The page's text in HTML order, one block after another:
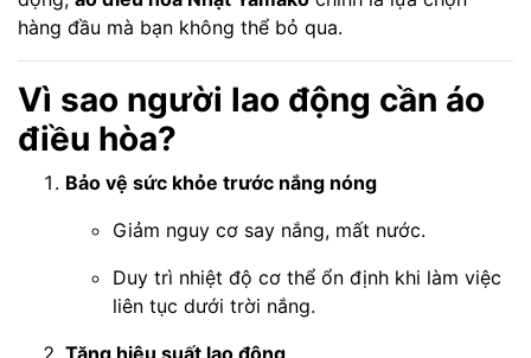
hàng đầu mà bạn không thể bỏ qua.
Vì sao người lao động cần áo
điều hòa?
Bảo vệ sức khỏe trước nắng nóng
Giảm nguy cơ say nắng, mất nước.
Duy trì nhiệt độ cơ thể ổn định khi làm việc
liên tục dưới trời nắng.